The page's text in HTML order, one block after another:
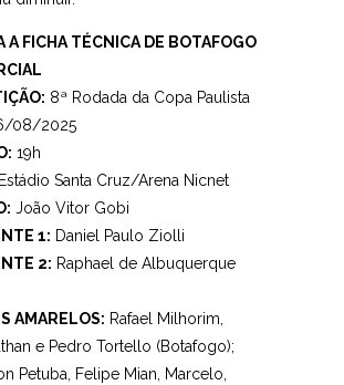
A FICHA TÉCNICA DE BOTAFOGO
8ª Rodada da Copa Paulista
08/2025
19h
Estádio Santa Cruz/Arena Nicnet
João Vitor Gobi
1: Daniel Paulo Ziolli
2: Raphael de Albuquerque
AMARELOS: Rafael Milhorim,
e Pedro Tortello (Botafogo);
Petuba, Felipe Mian, Marcelo,